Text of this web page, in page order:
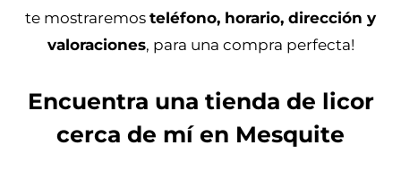
te mostraremos teléfono, horario, dirección y
valoraciones, para una compra perfecta!
Encuentra una tienda de licor
cerca de mí en Mesquite